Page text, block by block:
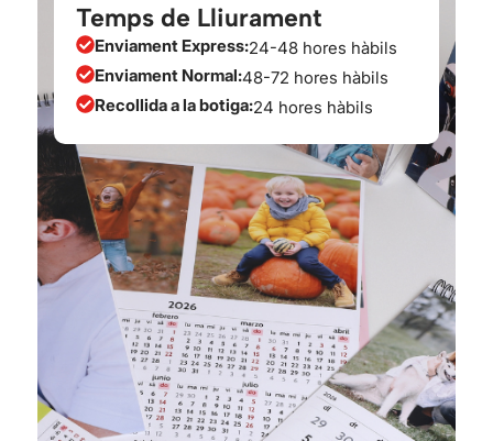
Temps de Lliurament
Enviament Express:24-48 hores hàbils
Enviament Normal:48-72 hores hàbils
Recollida a la botiga:24 hores hàbils